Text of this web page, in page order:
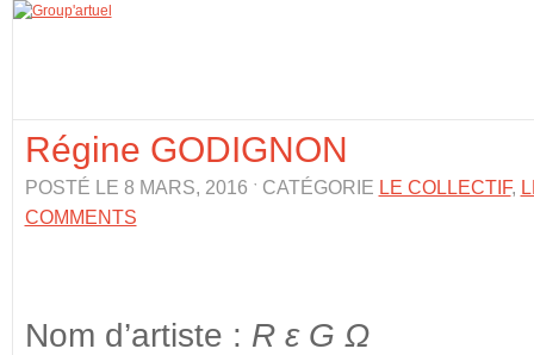
Régine GODIGNON
POSTÉ LE 8 MARS, 2016 ˑ CATÉGORIE LE COLLECTIF,
COMMENTS
Nom d’artiste : R ε G Ω